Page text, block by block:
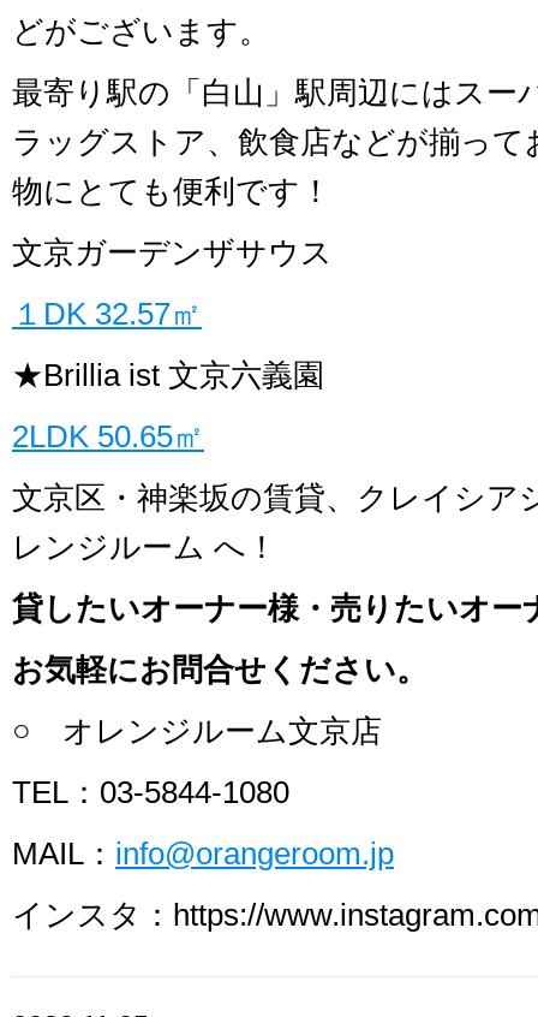
どがございます。
最寄り駅の「白山」駅周辺にはスー
ラッグストア、飲食店などが揃って
物にとても便利です！
文京ガーデンザサウス
１DK 32.57㎡
★Brillia ist 文京六義園
2LDK 50.65㎡
文京区・神楽坂の賃貸、クレイシア
レンジルーム へ！
貸したいオーナー様・売りたいオー
お気軽にお問合せください。
○ オレンジルーム文京店
TEL：03-5844-1080
MAIL： info@orangeroom.jp
インスタ：https://